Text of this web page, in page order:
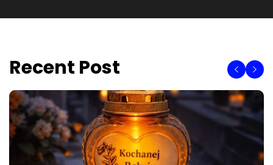
Recent Post